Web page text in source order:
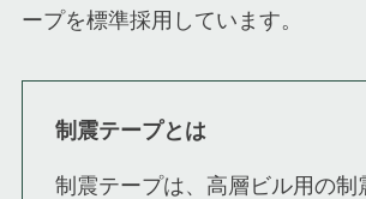
ープを標準採用しています。
制震テープとは
制震テープは、高層ビル用の制